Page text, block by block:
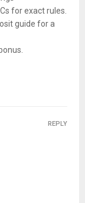
for exact rules.
guide for a
REPLY